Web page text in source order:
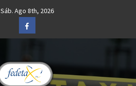
Sáb. Ago 8th, 2026
Facebook